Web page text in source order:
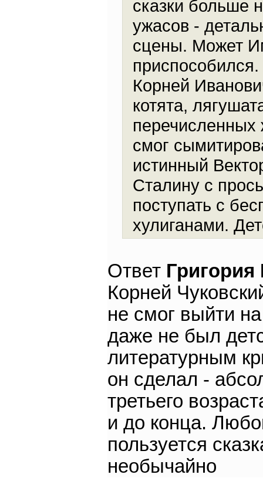
сказки больше
ужасов -
сцены. Может
Корней
котята,
перечисленных
смог
истинный
Сталину с
поступать с
хулиганами.
Ответ
Корней
не смог выйти
даже не был
литературным
он сделал -
третьего
и до конца.
пользуется
необычайно